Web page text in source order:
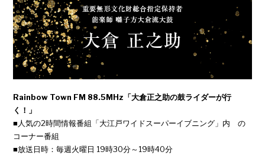
Rainbow Town FM 88.5MHz「大倉正之助の鼓ライダーが行
く！」
■人気の2時間情報番組「大江戸ワイドスーパーイブニング」内 の
コーナー番組
■放送日時：毎週火曜日 19時30分～19時40分